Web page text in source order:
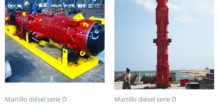
Martillo diésel serie D Martillo diésel serie D